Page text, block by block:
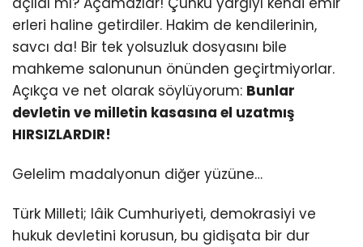
erleri haline getirdiler. Hakim de kendilerinin,
savcı da! Bir tek yolsuzluk dosyasını bile
mahkeme salonunun önünden geçirtmiyorlar.
Açıkça ve net olarak söylüyorum: Bunlar
devletin ve milletin kasasına el uzatmış
HIRSIZLARDIR!
Gelelim madalyonun diğer yüzüne…
Türk Milleti; lâik Cumhuriyeti, demokrasiyi ve
hukuk devletini korusun, bu gidişata bir dur